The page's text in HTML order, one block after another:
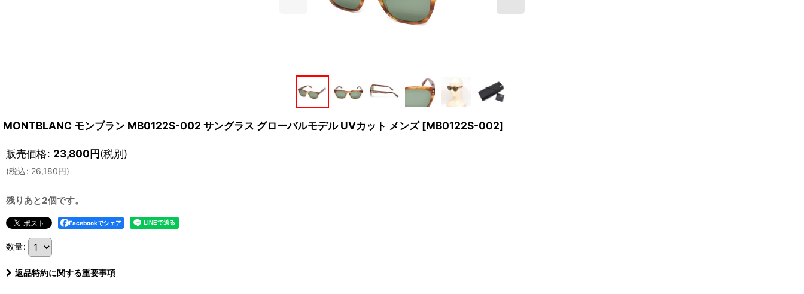
MONTBLANC モンブラン MB0122S-002 サングラス グローバルモデル UVカット メンズ [MB0122S-002]
販売価格: 23,800円(税別)
(税込: 26,180円)
残りあと2個です。
Facebookでシェア
数量:
返品特約に関する重要事項